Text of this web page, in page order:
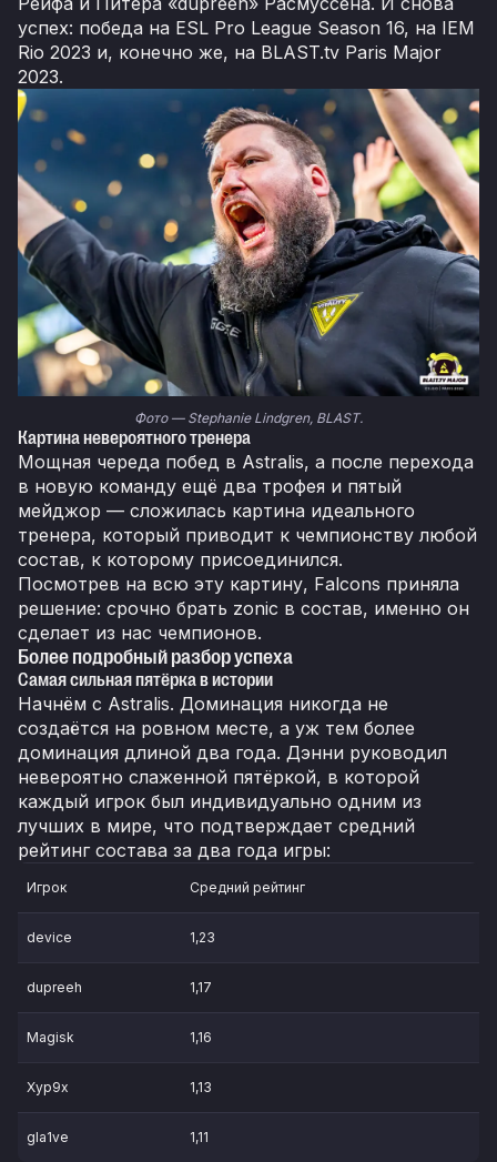
успех: победа на ESL Pro League Season 16, на IEM
Rio 2023 и, конечно же, на BLAST.tv Paris Major
2023.
Фото — Stephanie Lindgren, BLAST.
Картина невероятного тренера
Мощная череда побед в Astralis, а после перехода
в новую команду ещё два трофея и пятый
мейджор — сложилась картина идеального
тренера, который приводит к чемпионству любой
состав, к которому присоединился.
Посмотрев на всю эту картину, Falcons приняла
решение: срочно брать zonic в состав, именно он
сделает из нас чемпионов.
Более подробный разбор успеха
Самая сильная пятёрка в истории
Начнём с Astralis. Доминация никогда не
создаётся на ровном месте, а уж тем более
доминация длиной два года. Дэнни руководил
невероятно слаженной пятёркой, в которой
каждый игрок был индивидуально одним из
лучших в мире, что подтверждает средний
рейтинг состава за два года игры:
Игрок Средний рейтинг
device 1,23
dupreeh 1,17
Magisk 1,16
Xyp9x 1,13
gla1ve 1,11